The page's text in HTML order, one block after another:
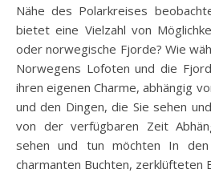
Nähe des Polarkreises
bietet eine Vielzahl von
oder norwegische Fjorde? Wie
Norwegens Lofoten und die
ihren eigenen Charme, abhängig
und den Dingen, die Sie sehen
von der verfügbaren Zeit
sehen und tun möchten In
charmanten Buchten, zerklüfteten